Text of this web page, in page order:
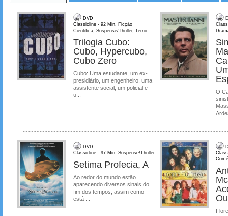
DVD
Classicline - 92 Min. Ficção
Cientifica, Suspense/Thriller, Terror
Trilogia Cubo:
Cubo, Hypercubo,
Cubo Zero
Cubo: Uma estudante, um ex-
presidiário, um engenheiro, uma
assistente social, um policial e
u...
O
DVD
Classicline - 97 Min. Suspense/Thriller
Setima Profecia, A
Ao redor do mundo estão
aparecendo diversos sinais do
fim dos tempos, assim como
está ...